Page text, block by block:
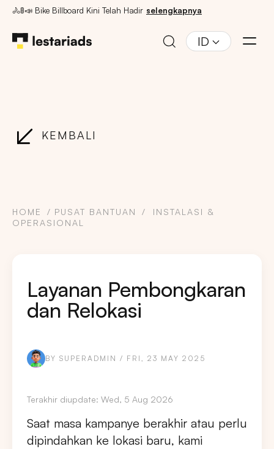
🚴🚦📣 Bike Billboard Kini Telah Hadir selengkapnya
ID
KEMBALI
HOME PUSAT BANTUAN
INSTALASI &
OPERASIONAL
Layanan Pembongkaran
dan Relokasi
BY SUPERADMIN / FRI, 23 MAY 2025
Terakhir diupdate: Wed, 5 Aug 2026
Saat masa kampanye berakhir atau perlu
dipindahkan ke lokasi baru, kami